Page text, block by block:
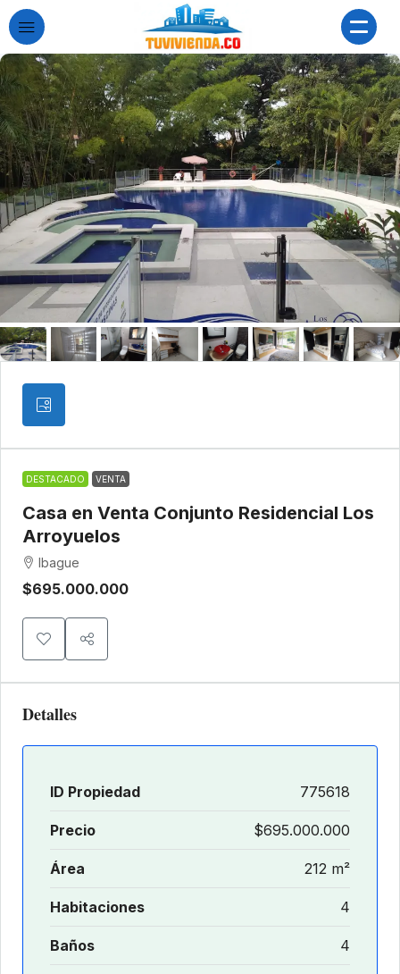
DESTACADO VENTA
Casa en Venta Conjunto Residencial Los
Arroyuelos
Ibague
$695.000.000
Detalles
ID Propiedad 775618
Precio $695.000.000
Área 212 m²
Habitaciones 4
Baños 4